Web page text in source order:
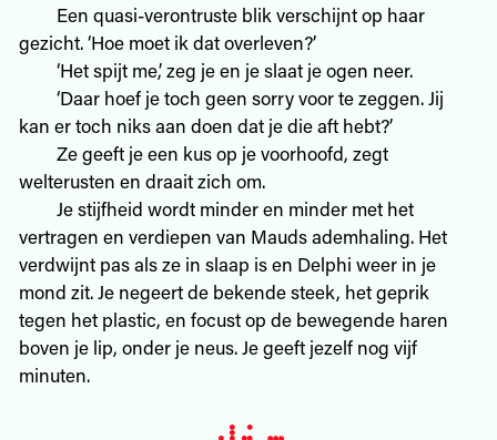
Een quasi-verontruste blik verschijnt op haar
gezicht. ‘Hoe moet ik dat overleven?’
‘Het spijt me,’ zeg je en je slaat je ogen neer.
‘Daar hoef je toch geen sorry voor te zeggen. Jij
kan er toch niks aan doen dat je die aft hebt?’
Ze geeft je een kus op je voorhoofd, zegt
welterusten en draait zich om.
Je stijfheid wordt minder en minder met het
vertragen en verdiepen van Mauds ademhaling. Het
verdwijnt pas als ze in slaap is en Delphi weer in je
mond zit. Je negeert de bekende steek, het geprik
tegen het plastic, en focust op de bewegende haren
boven je lip, onder je neus. Je geeft jezelf nog vijf
minuten.